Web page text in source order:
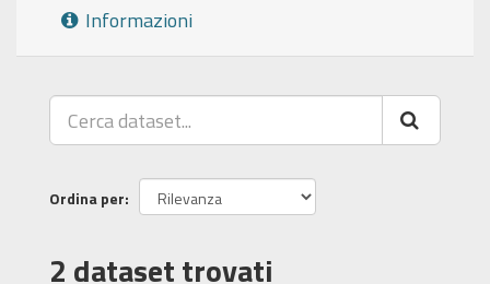
Informazioni
Ordina per
2 dataset trovati